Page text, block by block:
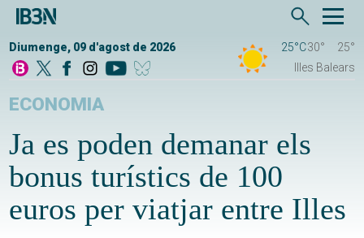
Diumenge, 09 d'agost de 2026 25°C30°
25°
Illes Balears
ECONOMIA
Ja es poden demanar els
bonus turístics de 100
euros per viatjar entre Illes